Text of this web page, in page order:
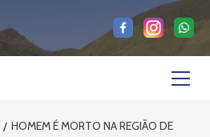
HOMEM É MORTO NA REGIÃO DE